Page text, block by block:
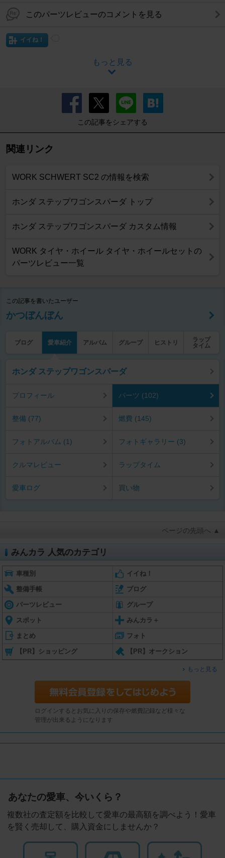
このパーツレビューのコメントを見る
イイね！
もっと見る
この記事をシェアする
関連リンク
WORK SCHWERT SC2 の情報を検索
ホンダ ステップワゴンスパーダ トップ
ホンダ ステップワゴンスパーダ カスタム情報
WORK タイヤ・ホイール タイヤ・ホイールセットの
パーツレビュー一覧
この記事を書いたユーザー
かつぼんぼん
ブログ 愛車紹介 アルバム グループ ヒストリ
ラップ
タイム
ホンダ ステップワゴンスパーダ
プロフィール パーツ (102)
整備 (77) 燃費 (145)
フォトアルバム (1) フォトギャラリー (3)
クルマレビュー ラップタイム
愛車ログ 買い物
ページの先頭へ ▲
みんカラ 人気のカテゴリ
車種別 イイね！
整備手帳 ブログ
パーツレビュー グループ
スポット みんカラ＋
まとめ フォト
【PR】ショッピング 【PR】オークション
もっと見る
ログインするとお気に入りの保存や燃費記録など様々な
管理が出来るようになります
あなたの愛車、今いくら？
複数社の査定額を比較して愛車の最高額を調べよう！愛車
を賢く売却して、購入資金にしませんか？